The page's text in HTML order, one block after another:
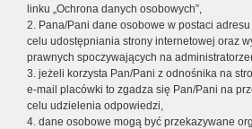
linku „Ochrona danych osobowych”,
2. Pana/Pani dane osobowe w postaci
celu udostępniania strony internetowej oraz
prawnych spoczywających na
3. jeżeli korzysta Pan/Pani z odnośnika na
e-mail placówki to zgadza się Pan/Pani na
celu udzielenia odpowiedzi,
4. dane osobowe mogą być przekazywane